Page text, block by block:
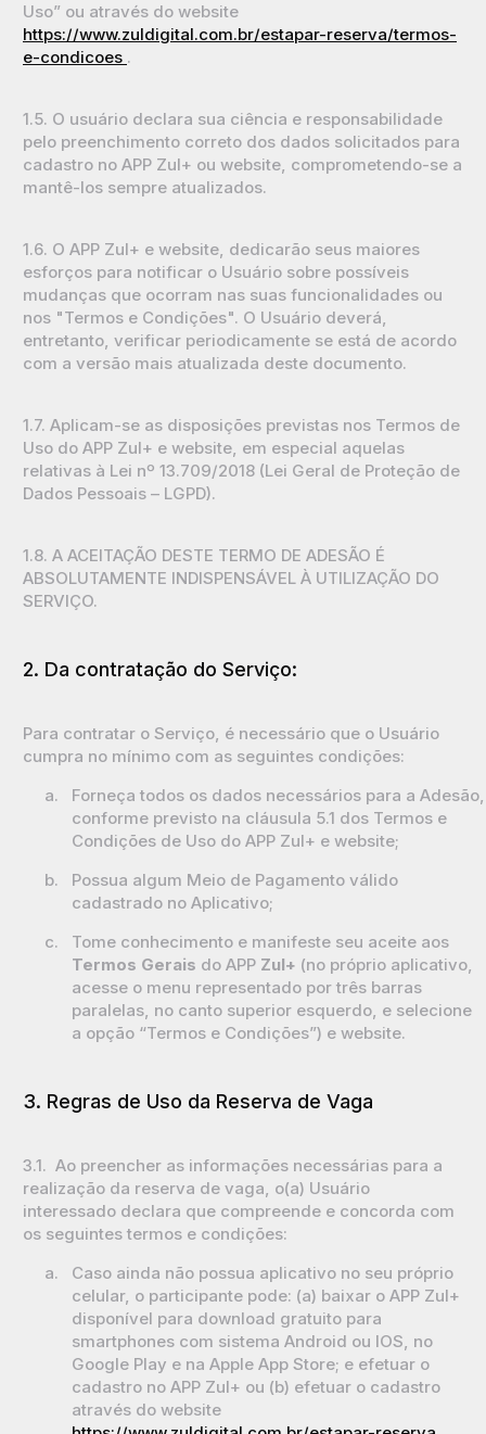
Uso” ou através do website
https://www.zuldigital.com.br/estapar-reserva/termos-
e-condicoes .
1.5. O usuário declara sua ciência e responsabilidade
pelo preenchimento correto dos dados solicitados para
cadastro no APP Zul+ ou website, comprometendo-se a
mantê-los sempre atualizados.
1.6. O APP Zul+ e website, dedicarão seus maiores
esforços para notificar o Usuário sobre possíveis
mudanças que ocorram nas suas funcionalidades ou
nos "Termos e Condições". O Usuário deverá,
entretanto, verificar periodicamente se está de acordo
com a versão mais atualizada deste documento.
1.7. Aplicam-se as disposições previstas nos Termos de
Uso do APP Zul+ e website, em especial aquelas
relativas à Lei nº 13.709/2018 (Lei Geral de Proteção de
Dados Pessoais – LGPD).
1.8. A ACEITAÇÃO DESTE TERMO DE ADESÃO É
ABSOLUTAMENTE INDISPENSÁVEL À UTILIZAÇÃO DO
SERVIÇO.
2. Da contratação do Serviço:
Para contratar o Serviço, é necessário que o Usuário
cumpra no mínimo com as seguintes condições:
a.
Forneça todos os dados necessários para a Adesão,
conforme previsto na cláusula 5.1 dos Termos e
Condições de Uso do APP Zul+ e website;
b.
Possua algum Meio de Pagamento válido
cadastrado no Aplicativo;
c.
Tome conhecimento e manifeste seu aceite aos
Termos Gerais do APP Zul+ (no próprio aplicativo,
acesse o menu representado por três barras
paralelas, no canto superior esquerdo, e selecione
a opção “Termos e Condições”) e website.
3. Regras de Uso da Reserva de Vaga
3.1. Ao preencher as informações necessárias para a
realização da reserva de vaga, o(a) Usuário
interessado declara que compreende e concorda com
os seguintes termos e condições:
a.
Caso ainda não possua aplicativo no seu próprio
celular, o participante pode: (a) baixar o APP Zul+
disponível para download gratuito para
smartphones com sistema Android ou IOS, no
Google Play e na Apple App Store; e efetuar o
cadastro no APP Zul+ ou (b) efetuar o cadastro
através do website